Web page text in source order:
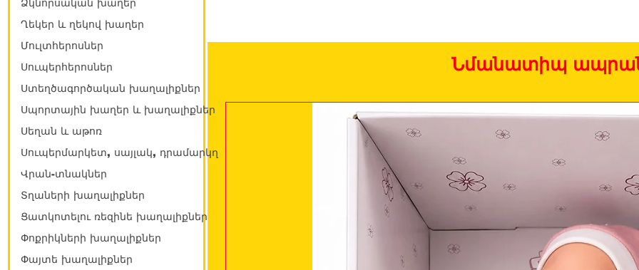
Նմանատիպ
Ձկնորսական խաղեր
Ղեկեր և ղեկով խաղեր
Մուլտհերոսներ
Սուպերհերոսներ
Ստեղծագործական խաղալիքներ
Սպորտային խաղեր և խաղալիքներ
Սեղան և աթոռ
Սուպերմարկետ, սայլակ, դրամարկղ
Վրան-տնակներ
Տղաների խաղալիքներ
Ցատկոտելու ռեզինե խաղալիքներ
Փոքրիկների խաղալիքներ
Փայտե խաղալիքներ